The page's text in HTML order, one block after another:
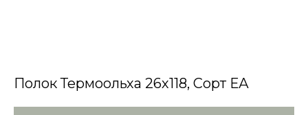
Полок Термоольха 26х118, Сорт ЕА